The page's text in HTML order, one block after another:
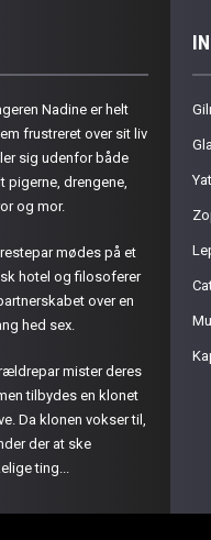
Nadine er helt
frustreret over sit liv
sig udenfor både
pigerne, drengene,
og mor.
mødes på et
hotel og filosoferer
over en
hed sex.
mister deres
tilbydes en klonet
Da klonen vokser til,
der at ske
ting...